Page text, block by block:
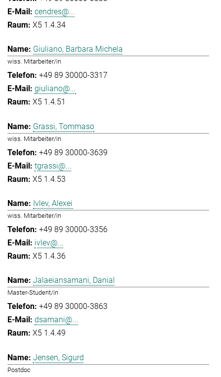
cendres@...
X5 1.4.34
Giuliano, Barbara Michela
wiss. Mitarbeiter/in
+49 89 30000-3317
giuliano@...
X5 1.4.51
Grassi, Tommaso
wiss. Mitarbeiter/in
+49 89 30000-3639
tgrassi@...
X5 1.4.53
Ivlev, Alexei
wiss. Mitarbeiter/in
+49 89 30000-3356
ivlev@...
X5 1.4.36
Jalaeiansamani, Danial
Master-Student/in
+49 89 30000-3863
dsamani@...
X5 1.4.49
Jensen, Sigurd
Postdoc